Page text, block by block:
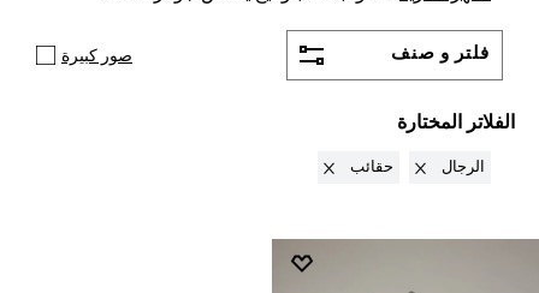
فلتر و صنف صور كبيرة
الفلاتر المختارة
الرجال Remove filter Currently Refined by الجنس: الرجال
حقائب Remove filter Currently Refined by نوع المنتج: حقائب